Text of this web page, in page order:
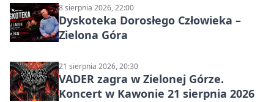
8 sierpnia 2026, 22:00
Dyskoteka Dorosłego Człowieka –
Zielona Góra
21 sierpnia 2026, 20:30
VADER zagra w Zielonej Górze.
Koncert w Kawonie 21 sierpnia 2026